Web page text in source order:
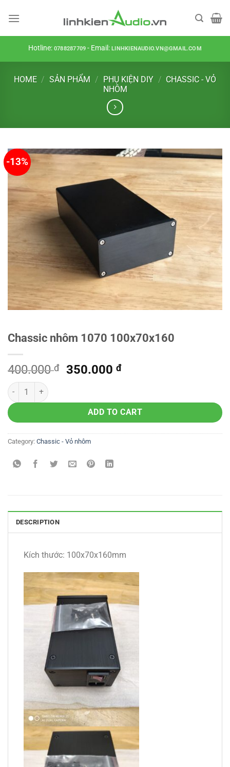
Hotline:0788287709 - Email:LINHKIENAUDIO.VN@GMAIL.COM
HOME / SẢN PHẨM / PHỤ KIỆN DIY / CHASSIC - VỎ
NHÔM
-13%
Chassic nhôm 1070 100x70x160
400.000đ
Original
400.000 đ.
350.000đCurrent
350.000 đ.
ADD TO CART
Category: Chassic - Vỏ nhôm
DESCRIPTION
Kích thước: 100x70x160mm